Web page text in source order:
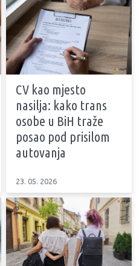
CV kao mjesto
nasilja: kako trans
osobe u BiH traže
posao pod prisilom
autovanja
23. 05. 2026